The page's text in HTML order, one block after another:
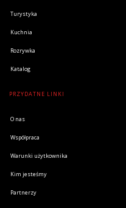
Turystyka
Kuchnia
Rozrywka
Katalog
PRZYDATNE LINKI
O nas
Współpraca
Warunki użytkownika
Kim jesteśmy
Partnerzy